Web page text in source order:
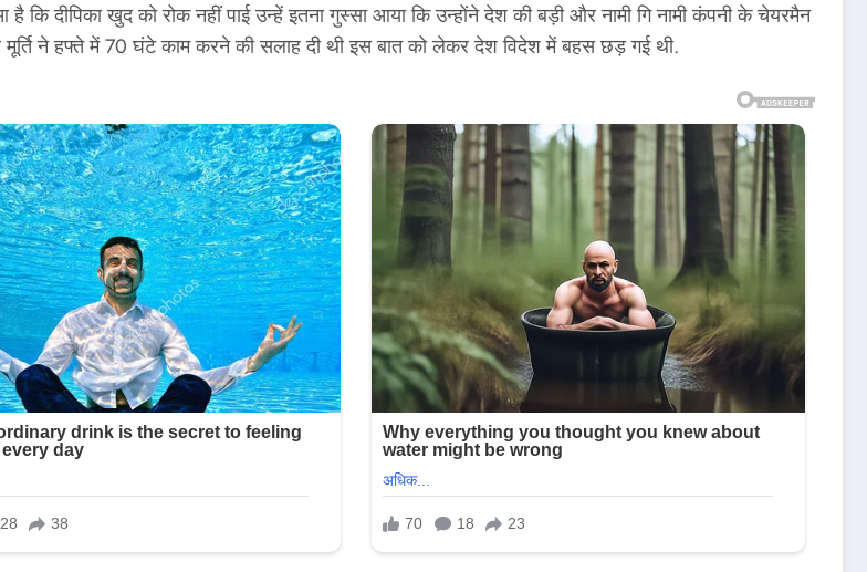
दीपिका खुद को रोक नहीं पाई उन्हें इतना गुस्सा आया कि उन्होंने देश की बड़ी और नामी गि नामी कंपनी के चेयरमैन
मूर्ति ने हफ्ते में 70 घंटे काम करने की सलाह दी थी इस बात को लेकर देश विदेश में बहस छड़ गई थी.